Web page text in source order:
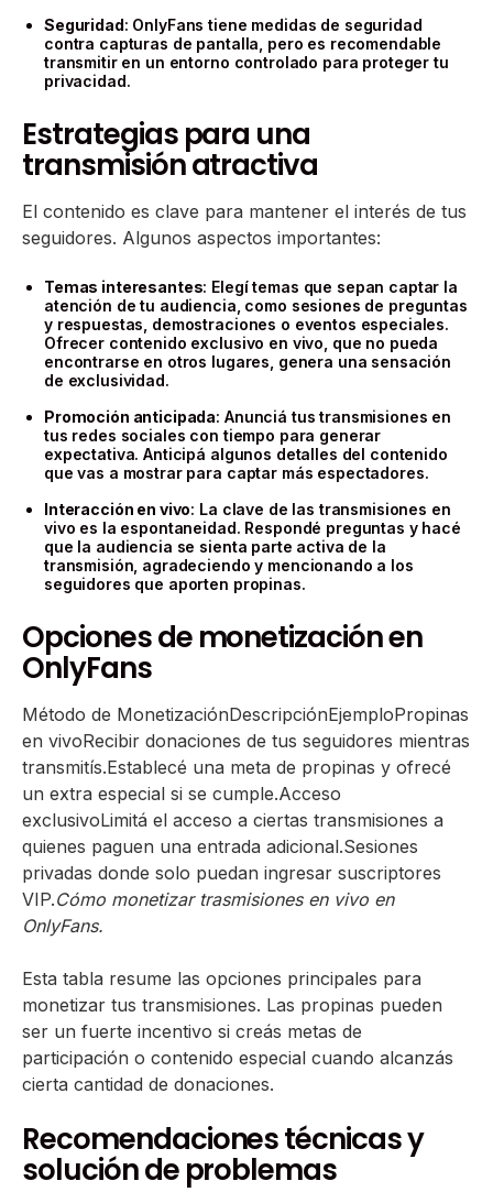
Seguridad: OnlyFans tiene medidas de seguridad
contra capturas de pantalla, pero es recomendable
transmitir en un entorno controlado para proteger tu
privacidad.
Estrategias para una
transmisión atractiva
El contenido es clave para mantener el interés de tus
seguidores. Algunos aspectos importantes:
Temas interesantes: Elegí temas que sepan captar la
atención de tu audiencia, como sesiones de preguntas
y respuestas, demostraciones o eventos especiales.
Ofrecer contenido exclusivo en vivo, que no pueda
encontrarse en otros lugares, genera una sensación
de exclusividad.
Promoción anticipada: Anunciá tus transmisiones en
tus redes sociales con tiempo para generar
expectativa. Anticipá algunos detalles del contenido
que vas a mostrar para captar más espectadores.
Interacción en vivo: La clave de las transmisiones en
vivo es la espontaneidad. Respondé preguntas y hacé
que la audiencia se sienta parte activa de la
transmisión, agradeciendo y mencionando a los
seguidores que aporten propinas.
Opciones de monetización en
OnlyFans
Método de MonetizaciónDescripciónEjemploPropinas
en vivoRecibir donaciones de tus seguidores mientras
transmitís.Establecé una meta de propinas y ofrecé
un extra especial si se cumple.Acceso
exclusivoLimitá el acceso a ciertas transmisiones a
quienes paguen una entrada adicional.Sesiones
privadas donde solo puedan ingresar suscriptores
VIP.Cómo monetizar trasmisiones en vivo en
OnlyFans.
Esta tabla resume las opciones principales para
monetizar tus transmisiones. Las propinas pueden
ser un fuerte incentivo si creás metas de
participación o contenido especial cuando alcanzás
cierta cantidad de donaciones.
Recomendaciones técnicas y
solución de problemas